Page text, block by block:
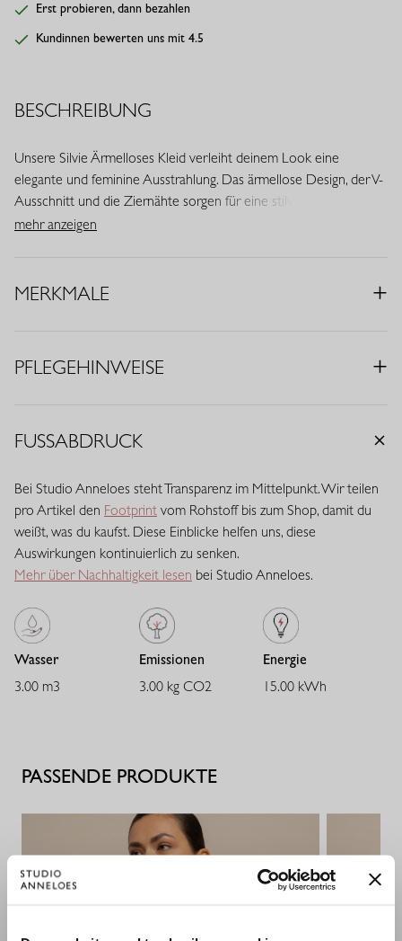
Erst probieren, dann bezahlen
Kundinnen bewerten uns mit 4.5
BESCHREIBUNG
Unsere Silvie Ärmelloses Kleid verleiht deinem Look eine
elegante und feminine Ausstrahlung. Das ärmellose Design, der V-
Ausschnitt und die Ziernähte sorgen für eine stilvolle Silhouette.
Dieses Modell ist Teil der Jubiläumskollektion zum 20 jährigen
• Ärmellos
• Stoff aus Italien
Travelstoff ist ein komfortabler, pflegeleichter Stretchstoff, der
kaum knittert und lange schön bleibt. Travelstoff Medium hat eine
raffinierte mittlere Stoffdicke und bietet eine ausgewogene
Balance zwischen Stabilität und Geschmeidigkeit. Der Stoff trägt
seine Passform. Eine vielseitige Qualität mit eleganter
Ausstrahlung.
mehr anzeigen
MERKMALE
PFLEGEHINWEISE
FUSSABDRUCK
Bei Studio Anneloes steht Transparenz im Mittelpunkt. Wir teilen
pro Artikel den Footprint vom Rohstoff bis zum Shop, damit du
weißt, was du kaufst. Diese Einblicke helfen uns, diese
Auswirkungen kontinuierlich zu senken.
Mehr über Nachhaltigkeit lesen bei Studio Anneloes.
Wasser
3.00 m3
Emissionen
3.00 kg CO2
Energie
15.00 kWh
PASSENDE PRODUKTE